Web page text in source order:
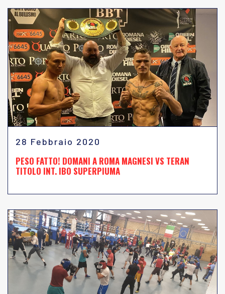
28 Febbraio 2020
PESO FATTO! DOMANI A ROMA MAGNESI VS TERAN
TITOLO INT. IBO SUPERPIUMA